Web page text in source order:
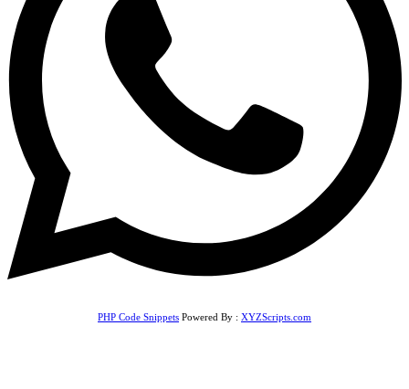
PHP Code Snippets Powered By : XYZScripts.com